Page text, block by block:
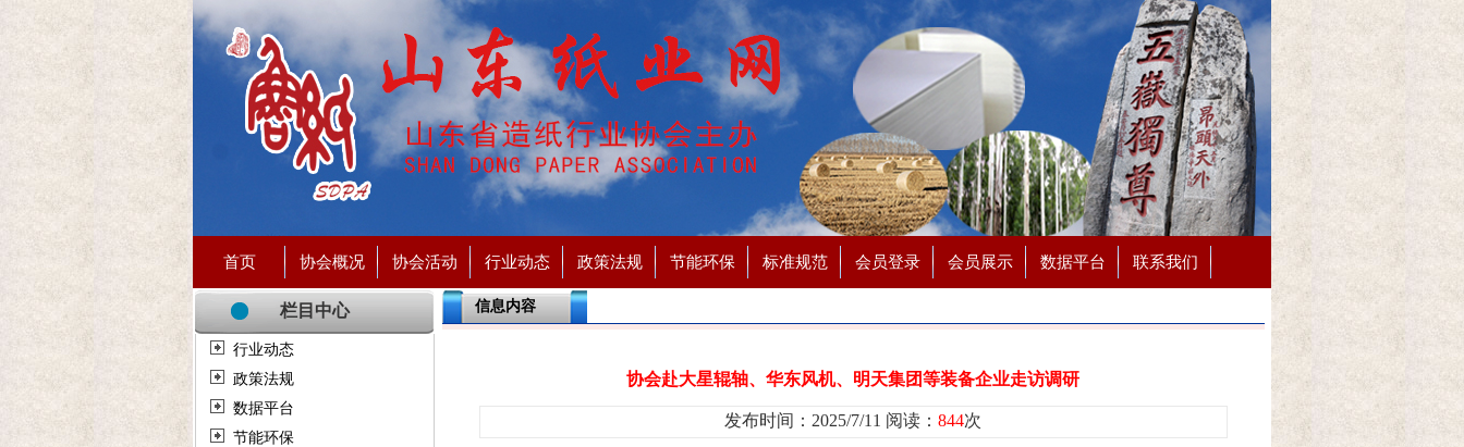
首页 协会概况 协会活动 行业动态 政策法规 节能环保 标准规范 会员登录 会员展示 数据平台 联系我们
栏目中心
行业动态
政策法规
数据平台
节能环保
信息内容
协会赴大星辊轴、华东风机、明天集团等装备企业走访调研
发布时间：2025/7/11 阅读： 844次